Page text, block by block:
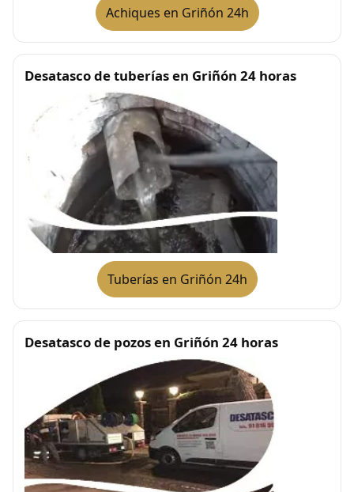
Achiques en Griñón 24h
Desatasco de tuberías en Griñón 24 horas
Tuberías en Griñón 24h
Desatasco de pozos en Griñón 24 horas